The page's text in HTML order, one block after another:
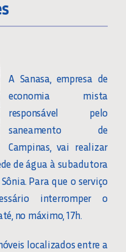
A Sanasa, empresa de
economia mista
responsável pelo
saneamento de
Campinas, vai realizar
de água à subadutora
Para que o serviço
interromper o
no máximo, 17h.
localizados entre a